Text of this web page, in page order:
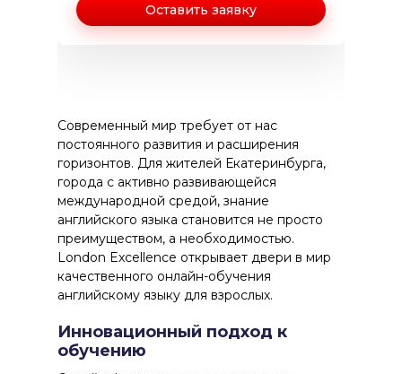
Оставить заявку
Современный мир требует от нас
постоянного развития и расширения
горизонтов. Для жителей Екатеринбурга,
города с активно развивающейся
международной средой, знание
английского языка становится не просто
преимуществом, а необходимостью.
London Excellence открывает двери в мир
качественного онлайн-обучения
английскому языку для взрослых.
Инновационный подход к
обучению